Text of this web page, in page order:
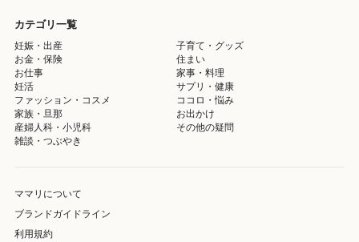
カテゴリ一覧
妊娠・出産
子育て・グッズ
お金・保険
住まい
お仕事
家事・料理
妊活
サプリ・健康
ファッション・コスメ
ココロ・悩み
家族・旦那
お出かけ
産婦人科・小児科
その他の疑問
雑談・つぶやき
ママリについて
ブランドガイドライン
利用規約